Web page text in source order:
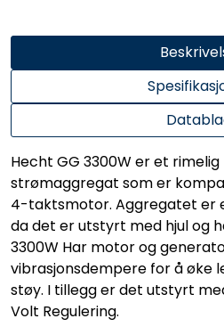
Hecht GG 3300W er et
strømaggregat som er
4-taktsmotor. Aggregatet er
da det er utstyrt med hjul og
3300W Har motor og
vibrasjonsdempere for å øke
støy. I tillegg er det utstyrt
Volt Regulering.